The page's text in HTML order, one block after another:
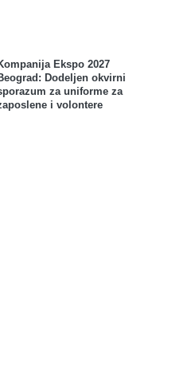
Ekspo 2027
Dodeljen okvirni
za uniforme za
i volontere